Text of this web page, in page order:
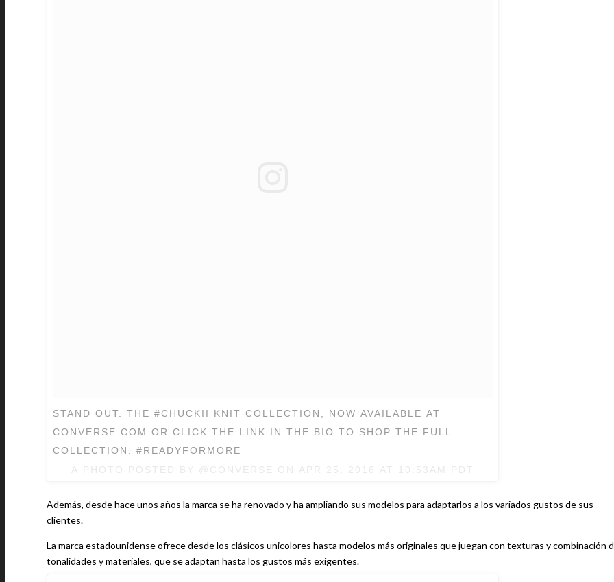
STAND OUT. THE #CHUCKII KNIT COLLECTION, NOW AVAILABLE AT
CONVERSE.COM OR CLICK THE LINK IN THE BIO TO SHOP THE FULL
COLLECTION. #READYFORMORE
Además, desde hace unos años la marca se ha renovado y ha ampliando sus modelos para adaptarlos a los variados gustos de sus
clientes.
La marca estadounidense ofrece desde los clásicos unicolores hasta modelos más originales que juegan con texturas y combinación
tonalidades y materiales, que se adaptan hasta los gustos más exigentes.